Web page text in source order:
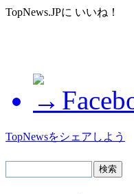
TopNews.JPに いいね！
TopNewsをシェアしよう